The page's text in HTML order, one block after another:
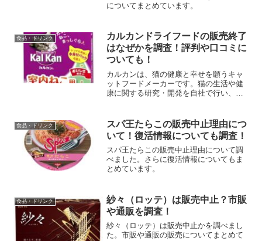
についてまとめています。
食品・ドリンク
カルカンドライフードの販売終了
はなぜかを調査！評判や口コミに
ついても！
カルカンは、猫の健康と幸せを願うキャ
ットフードメーカーです。猫の生活や健
康に関する研究・開発を自社で行い、ペ
ます。この記事では、カルカンドライフ
ードについて、・カルカン...
食品・ドリンク
スパ王たらこの販売中止理由につ
いて！復活情報についても調査！
スパ王たらこの販売中止理由について調
べました。さらに復活情報についてもま
とめています。
食品・ドリンク
紗々（ロッテ）は販売中止？市販
や通販を調査！
紗々（ロッテ）は販売中止かを調べまし
た。市販や通販の販売についてまとめて